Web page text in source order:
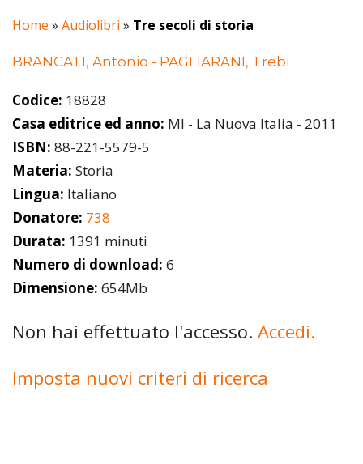
Home » Audiolibri » Tre secoli di storia
BRANCATI, Antonio - PAGLIARANI, Trebi
Codice: 18828
Casa editrice ed anno: MI - La Nuova Italia - 2011
ISBN: 88-221-5579-5
Materia: Storia
Lingua: Italiano
Donatore: 738
Durata: 1391 minuti
Numero di download: 6
Dimensione: 654Mb
Non hai effettuato l'accesso. Accedi.
Imposta nuovi criteri di ricerca